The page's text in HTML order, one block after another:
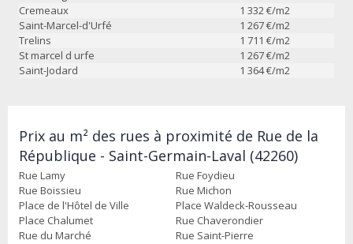
Cremeaux
1 332 €/m2
Saint-Marcel-d'Urfé
1 267€/m2
Trelins
1 711 €/m2
St marcel d urfe
1 267€/m2
Saint-Jodard
1 364€/m2
Prix au m² des rues à proximité de Rue de la
République - Saint-Germain-Laval (42260)
Rue Lamy
Rue Foydieu
Rue Boissieu
Rue Michon
Place de l'Hôtel de Ville
Place Waldeck-Rousseau
Place Chalumet
Rue Chaverondier
Rue du Marché
Rue Saint-Pierre